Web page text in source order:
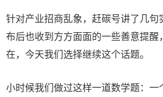
针对产业招商乱象，赶碳号讲了几
布后也收到方方面面的一些善意提
在，今天我们选择继续这个话题。
小时候我们做过这样一道数学题：